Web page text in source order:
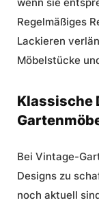
Regelmäßiges
Lackieren
Möbelstücke
Klassische
Bei Vintage-
Designs zu
noch aktuell